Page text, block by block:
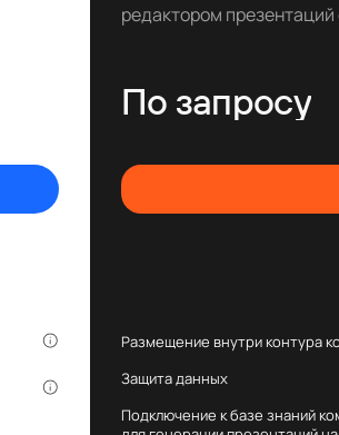
редактором
По запросу
Размещение внутри контура
Защита данных
Подключение к базе знаний